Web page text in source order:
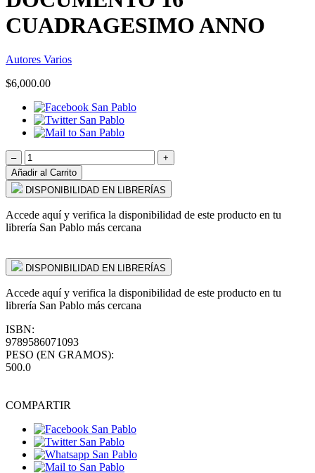
CUADRAGESIMO ANNO
Autores Varios
$6,000.00
–
+
Añadir al Carrito
DISPONIBILIDAD EN LIBRERÍAS
Accede aquí y verifica la disponibilidad de este producto en tu
librería San Pablo más cercana
DISPONIBILIDAD EN LIBRERÍAS
Accede aquí y verifica la disponibilidad de este producto en tu
librería San Pablo más cercana
ISBN:
9789586071093
PESO (EN GRAMOS):
500.0
COMPARTIR